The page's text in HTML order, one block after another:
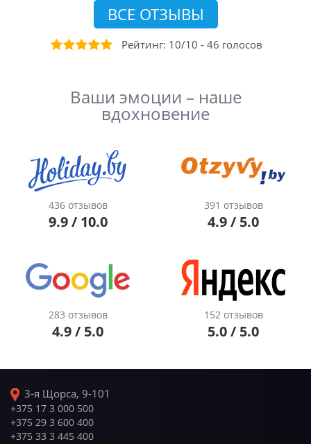
ВСЕ ОТЗЫВЫ
Рейтинг: 10/10 - 46 голосов
Ваши эмоции – наше
вдохновение
436 отзывов
9.9 / 10.0
391 отзывов
4.9 / 5.0
283 отзывов
4.9 / 5.0
152 отзывов
5.0 / 5.0
3-я Щорса, 9-101
+375 17 3 000 500
+375 29 3 600 400
+375 33 3 445 400